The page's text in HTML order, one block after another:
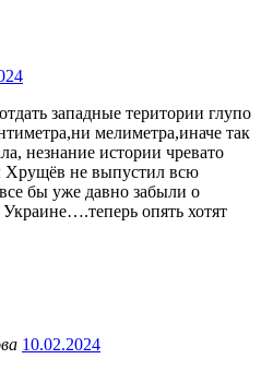
западные територии глупо
мелиметра,иначе так
незнание истории чревато
Хрущёв не выпустил всю
бы уже давно забыли о
опять хотят
10.02.2024